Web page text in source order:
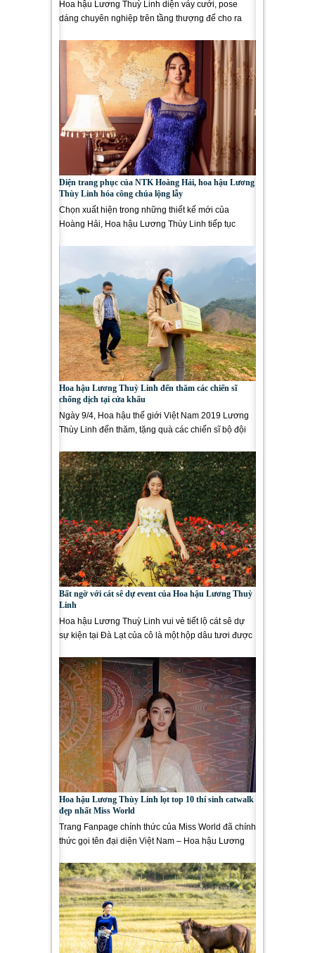
Hoa hậu Lương Thuỳ Linh diện váy cưới, pose
dáng chuyên nghiệp trên tầng thượng để cho ra
Diện trang phục của NTK Hoàng Hải, hoa hậu Lương
Thùy Linh hóa công chúa lộng lẫy
Chọn xuất hiện trong những thiết kế mới của
Hoàng Hải, Hoa hậu Lương Thùy Linh tiếp tục
Hoa hậu Lương Thuỳ Linh đến thăm các chiến sĩ
chống dịch tại cửa khẩu
Ngày 9/4, Hoa hậu thế giới Việt Nam 2019 Lương
Thùy Linh đến thăm, tặng quà các chiến sĩ bộ đội
Bất ngờ với cát sê dự event của Hoa hậu Lương Thuỳ
Linh
Hoa hậu Lương Thuỳ Linh vui vẻ tiết lộ cát sê dự
sự kiện tại Đà Lạt của cô là một hộp dâu tươi được
Hoa hậu Lương Thùy Linh lọt top 10 thí sinh catwalk
đẹp nhất Miss World
Trang Fanpage chính thức của Miss World đã chính
thức gọi tên đại diện Việt Nam – Hoa hậu Lương